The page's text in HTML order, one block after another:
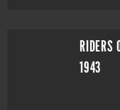
RIDERS
1943